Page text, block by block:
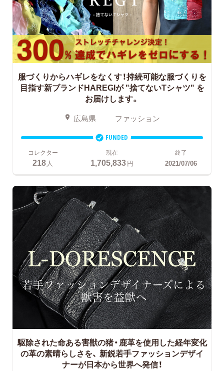
服づくりからハギレをなくす！持続可能な服づくりを
目指す新ブランドHAREGIが "捨てないTシャツ" を
お届けします。
広島県 ファッション
FUNDED
コレクター
218 人
現在
1,705,833円
終了
2021/07/06
駆除された命ある害獣の猪・鹿革を使用した経年変化
の革の素晴らしさを、 新鋭若手ファッションデザイ
ナーが日本から世界へ発信！